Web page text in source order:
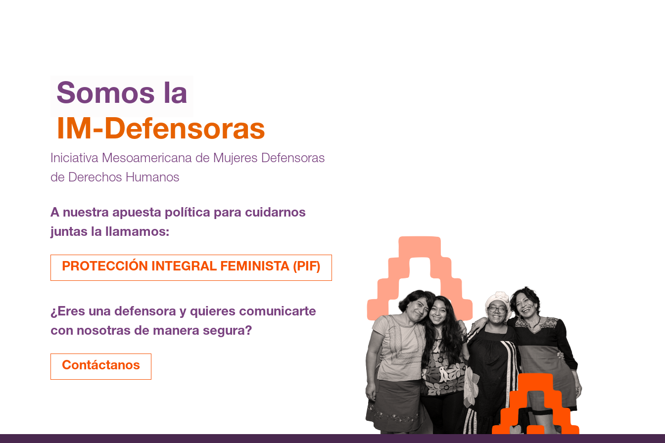
Somos la
IM-Defensoras
Iniciativa Mesoamericana de Mujeres Defensoras
de Derechos Humanos
A nuestra apuesta política para cuidarnos
juntas la llamamos:
PROTECCIÓN INTEGRAL FEMINISTA (PIF)
¿Eres una defensora y quieres comunicarte
con nosotras de manera segura?
Contáctanos